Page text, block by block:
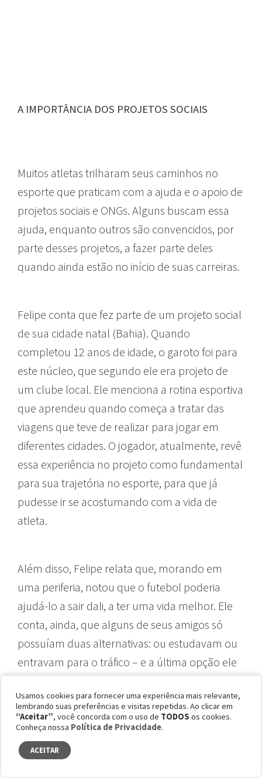
A IMPORTÂNCIA DOS PROJETOS SOCIAIS
Muitos atletas trilharam seus caminhos no
esporte que praticam com a ajuda e o apoio de
projetos sociais e ONGs. Alguns buscam essa
ajuda, enquanto outros são convencidos, por
parte desses projetos, a fazer parte deles
quando ainda estão no início de suas carreiras.
Felipe conta que fez parte de um projeto social
de sua cidade natal (Bahia). Quando
completou 12 anos de idade, o garoto foi para
este núcleo, que segundo ele era projeto de
um clube local. Ele menciona a rotina esportiva
que aprendeu quando começa a tratar das
viagens que teve de realizar para jogar em
diferentes cidades. O jogador, atualmente, revê
essa experiência no projeto como fundamental
para sua trajetória no esporte, para que já
pudesse ir se acostumando com a vida de
atleta.
Além disso, Felipe relata que, morando em
uma periferia, notou que o futebol poderia
ajudá-lo a sair dali, a ter uma vida melhor. Ele
conta, ainda, que alguns de seus amigos só
possuíam duas alternativas: ou estudavam ou
entravam para o tráfico – e a última opção ele
Desse modo, através do projeto, ele começou
a se esforçar nos treinos e passou a perceber
diferença em sua vida.
Usamos cookies para fornecer uma experiência mais relevante,
lembrando suas preferências e visitas repetidas. Ao clicar em
“Aceitar”, você concorda com o uso de TODOS os cookies.
Conheça nossa Política de Privacidade.
ACEITAR